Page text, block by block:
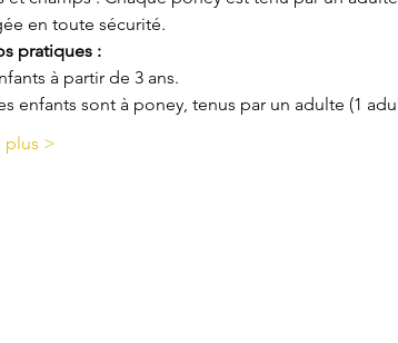
en toute sécurité.
pratiques :
à partir de 3 ans.
enfants sont à poney, tenus par un adulte (1
plus >